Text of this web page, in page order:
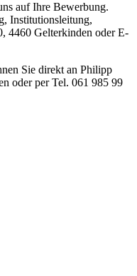
auf Ihre Bewerbung.
Institutionsleitung,
4460 Gelterkinden oder E-
Sie direkt an Philipp
oder per Tel. 061 985 99